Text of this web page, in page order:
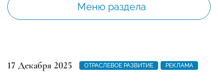
Меню раздела
17 Декабря 2025 ОТРАСЛЕВОЕ РАЗВИТИЕ РЕКЛАМА